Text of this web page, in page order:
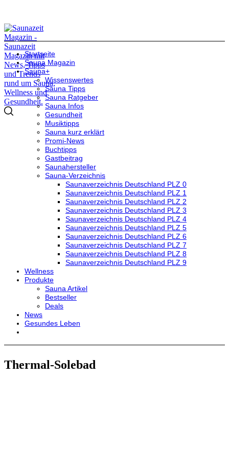
Startseite
Sauna Magazin
Sauna+
Wissenswertes
Sauna Tipps
Sauna Ratgeber
Sauna Infos
Gesundheit
Musiktipps
Sauna kurz erklärt
Promi-News
Buchtipps
Gastbeitrag
Saunahersteller
Sauna-Verzeichnis
Saunaverzeichnis Deutschland PLZ 0
Saunaverzeichnis Deutschland PLZ 1
Saunaverzeichnis Deutschland PLZ 2
Saunaverzeichnis Deutschland PLZ 3
Saunaverzeichnis Deutschland PLZ 4
Saunaverzeichnis Deutschland PLZ 5
Saunaverzeichnis Deutschland PLZ 6
Saunaverzeichnis Deutschland PLZ 7
Saunaverzeichnis Deutschland PLZ 8
Saunaverzeichnis Deutschland PLZ 9
Wellness
Produkte
Sauna Artikel
Bestseller
Deals
News
Gesundes Leben
Thermal-Solebad